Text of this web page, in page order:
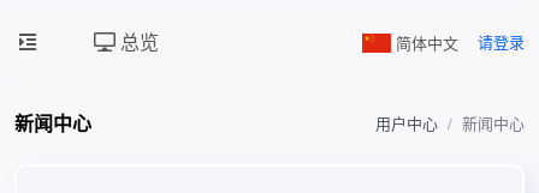
总览 简体中文 请登录
新闻中心 用户中心 新闻中心